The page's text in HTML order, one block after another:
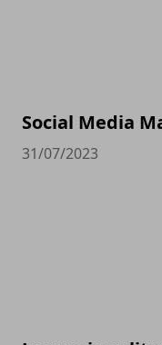
Social Media
31/07/2023